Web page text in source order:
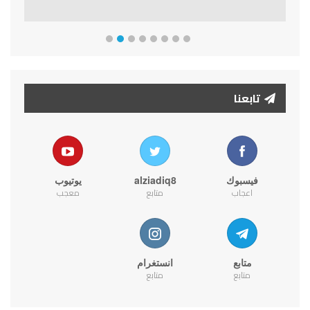
تابعنا
فيسبوك
اعجاب
alziadiq8
متابع
يوتيوب
معجب
متابع
متابع
انستغرام
متابع